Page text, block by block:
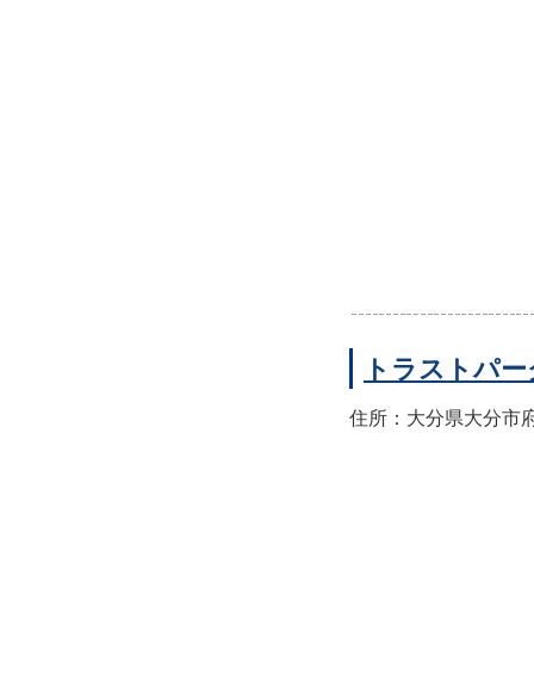
トラストパ
住所：大分県大分市